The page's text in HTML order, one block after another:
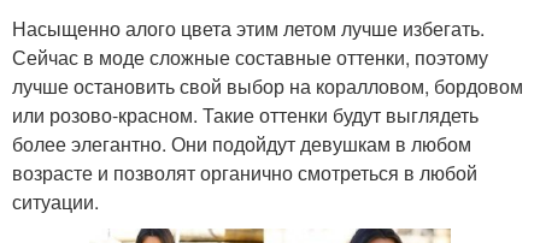
Насыщенно алого цвета этим летом лучше избегать.
Сейчас в моде сложные составные оттенки, поэтому
лучше остановить свой выбор на коралловом, бордовом
или розово-красном. Такие оттенки будут выглядеть
более элегантно. Они подойдут девушкам в любом
возрасте и позволят органично смотреться в любой
ситуации.